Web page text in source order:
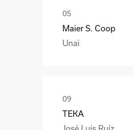
Maier S. Coop
Unai
TEKA